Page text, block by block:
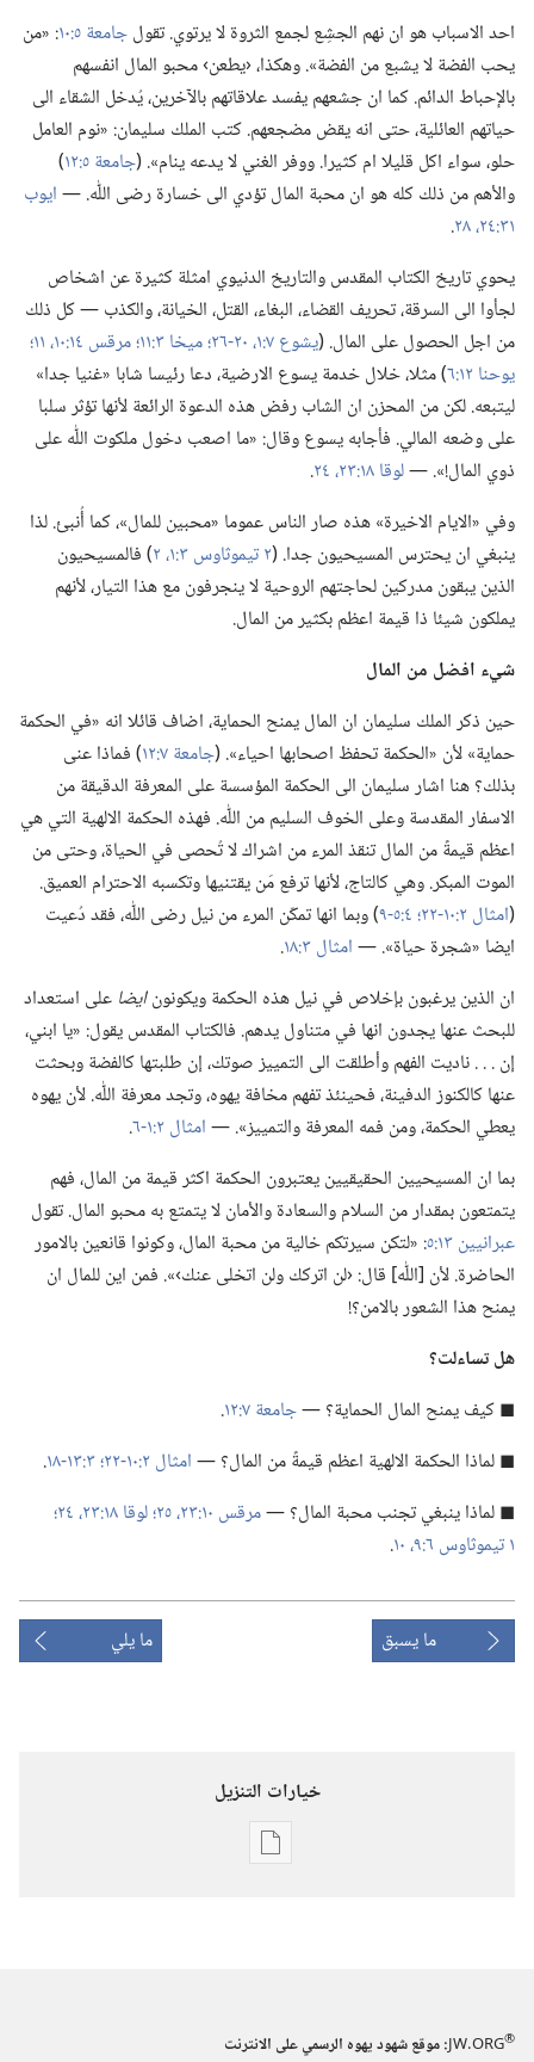
احد الاسباب هو ان نهم الجشِع لجمع الثروة لا يرتوي.‏ تقولجامعة ٥:‏١٠
‏:‏ «من
يحب الفضة لا يشبع من الفضة».‏ وهكذا،‏ ‹يطعن› محبو المال انفسهم
بالإحباط الدائم.‏ كما ان جشعهم يفسد علاقاتهم بالآخرين،‏ يُدخل الشقاء الى
حياتهم العائلية،‏ حتى انه يقض مضجعهم.‏ كتب الملك سليمان:‏ «نوم العامل
حلو،‏ سواء اكل قليلا ام كثيرا.‏ ووفر الغني لا يدعه ينام».‏ (‏جامعة ٥:‏١٢
‏)‏
والأهم من ذلك كله هو ان محبة المال تؤدي الى خسارة رضى اللّٰه.‏ —‏ايوب
٣١:‏٢٤،‏
‏.‏
يحوي تاريخ الكتاب المقدس والتاريخ الدنيوي امثلة كثيرة عن اشخاص
لجأوا الى السرقة،‏ تحريف القضاء،‏ البغاء،‏ القتل،‏ الخيانة،‏ والكذب —‏ كل ذلك
من اجل الحصول على المال.‏ (‏يشوع ٧:‏١،‏ ميخا ٣:‏١١؛‏
مرقس ١٤:‏١٠،‏ ١١؛‏
يوحنا ١٢:‏٦
‏)‏ مثلا،‏ خلال خدمة يسوع الارضية،‏ دعا رئيسا شابا «غنيا جدا»
ليتبعه.‏ لكن من المحزن ان الشاب رفض هذه الدعوة الرائعة لأنها تؤثر سلبا
على وضعه المالي.‏ فأجابه يسوع وقال:‏ «ما اصعب دخول ملكوت اللّٰه على
ذوي المال!‏».‏ —‏لوقا ١٨:‏٢٣،‏ ٢٤
‏.‏
وفي «الايام الاخيرة» هذه صار الناس عموما «محبين للمال»،‏ كما أُنبئ.‏ لذا
ينبغي ان يحترس المسيحيون جدا.‏ (‏٢ تيموثاوس ٣:‏١،‏ ٢
‏)‏ فالمسيحيون
الذين يبقون مدركين لحاجتهم الروحية لا ينجرفون مع هذا التيار،‏ لأنهم
يملكون شيئا ذا قيمة اعظم بكثير من المال.‏
شيء افضل من المال
حين ذكر الملك سليمان ان المال يمنح الحماية،‏ اضاف قائلا انه «في الحكمة
حماية» لأن «الحكمة تحفظ اصحابها احياء».‏ (‏جامعة ٧:‏١٢
‏)‏ فماذا عنى
بذلك؟‏ هنا اشار سليمان الى الحكمة المؤسسة على المعرفة الدقيقة من
الاسفار المقدسة وعلى الخوف السليم من اللّٰه.‏ فهذه الحكمة الالهية التي هي
اعظم قيمةً من المال تنقذ المرء من اشراك لا تُحصى في الحياة،‏ وحتى من
الموت المبكر.‏ وهي كالتاج،‏ لأنها ترفع مَن يقتنيها وتكسبه الاحترام العميق.‏
(‏امثال ٢:‏١٠-‏٢٢؛‏
‏)‏ وبما انها تمكّن المرء من نيل رضى اللّٰه،‏ فقد دُعيت
ايضا «شجرة حياة».‏ —‏امثال ٣:‏١٨
‏.‏
ان الذين يرغبون بإخلاص في نيل هذه الحكمة ويكونونايضا على استعداد
للبحث عنها يجدون انها في متناول يدهم.‏ فالكتاب المقدس يقول:‏ «يا ابني،‏
إن .‏ .‏ .‏ ناديت الفهم وأطلقت الى التمييز صوتك،‏ إن طلبتها كالفضة وبحثت
عنها كالكنوز الدفينة،‏ فحينئذ تفهم مخافة يهوه،‏ وتجد معرفة اللّٰه.‏ لأن يهوه
يعطي الحكمة،‏ ومن فمه المعرفة والتمييز».‏ —‏امثال ٢:‏١-‏٦
‏.‏
بما ان المسيحيين الحقيقيين يعتبرون الحكمة اكثر قيمة من المال،‏ فهم
يتمتعون بمقدار من السلام والسعادة والأمان لا يتمتع به محبو المال.‏ تقول
عبرانيين ١٣:‏٥
‏:‏ «لتكن سيرتكم خالية من محبة المال،‏ وكونوا قانعين بالامور
الحاضرة.‏ لأن [اللّٰه] قال:‏ ‹لن اتركك ولن اتخلى عنك›».‏ فمن اين للمال ان
يمنح هذا الشعور بالامن؟‏!‏
هل تساءلت؟‏
◼ كيف يمنح المال الحماية؟‏ —‏جامعة ٧:‏١٢
‏.‏
◼ لماذا الحكمة الالهية اعظم قيمةً من المال؟‏ —‏امثال ٢:‏١٠-‏٢٢؛‏
‏.‏
◼ لماذا ينبغي تجنب محبة المال؟‏ —‏مرقس ١٠:‏٢٣،‏
لوقا ١٨:‏٢٣،‏ ٢٤؛‏
١ تيموثاوس ٦:‏٩،‏ ١٠
‏.‏
ما يسبق ما يلي
خيارات التنزيل
خيارات
JW.ORG®
:‏ موقع شهود يهوه الرسمي على الانترنت